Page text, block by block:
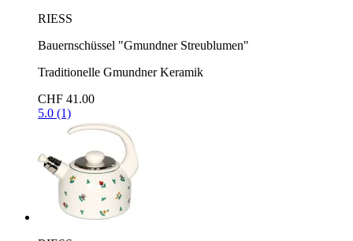
RIESS
Bauernschüssel "Gmundner Streublumen"
Traditionelle Gmundner Keramik
CHF 41.00
5.0 (1)